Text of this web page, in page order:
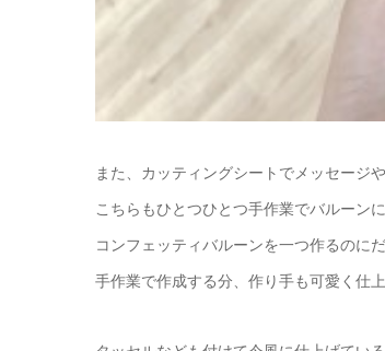
また、カッティングシートでメッセージ
こちらもひとつひとつ手作業でバルーン
コンフェッティバルーンを一つ作るのに
手作業で作成する分、作り手も可愛く仕